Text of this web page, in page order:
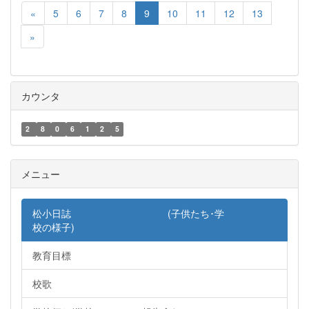
« 5 6 7 8 9 10 11 12
13
»
カウンタ
2 8 0 6 1 2 5
メニュー
松小日誌 (子供たち･学
校の様子)
教育目標
校歌